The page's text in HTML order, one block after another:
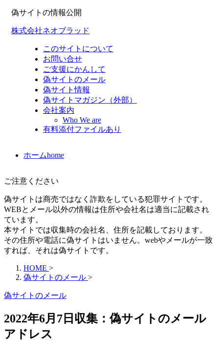
偽サイトの情報公開
株式会社ネオブラッド
このサイトについて
お問い合せ
ご支援にかんして
偽サイトのメール
偽サイト情報
偽サイトマガジン（外部）
会社案内
Who We are
有料添付ファイルあり
ホームhome
ご注意ください
偽サイトは商売ではなく詐欺をしている犯罪サイトです。
WEBとメール以外の情報は住所や会社名は適当に記載され
ています。
本サイトでは収集時の会社名、住所を記載しております。
その住所や電話に偽サイトはいません。webやメールが一致
すれば、それは偽サイトです。
HOME >
偽サイトのメール >
偽サイトのメール
2022年6月7日収集：偽サイトのメール
アドレス